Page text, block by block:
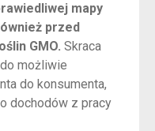
mapy
przed
GMO. Skraca
możliwie
do konsumenta,
dochodów z pracy